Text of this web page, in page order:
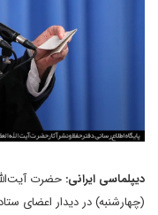
دیپلماسی ایرانی: حضرت
(چهارشنبه) در دیدار اعضای